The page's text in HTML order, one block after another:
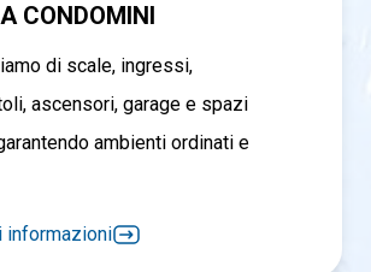
CONDOMINI
di scale, ingressi,
ascensori, garage e spazi
ambienti ordinati e
informazioni